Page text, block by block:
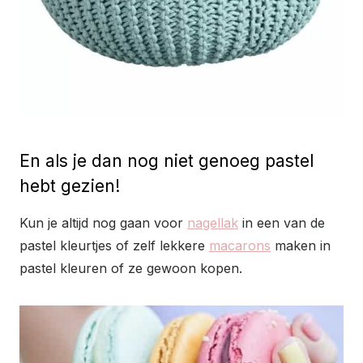
En als je dan nog niet genoeg pastel
hebt gezien!
Kun je altijd nog gaan voor nagellak in een van de
pastel kleurtjes of zelf lekkere macarons maken in
pastel kleuren of ze gewoon kopen.